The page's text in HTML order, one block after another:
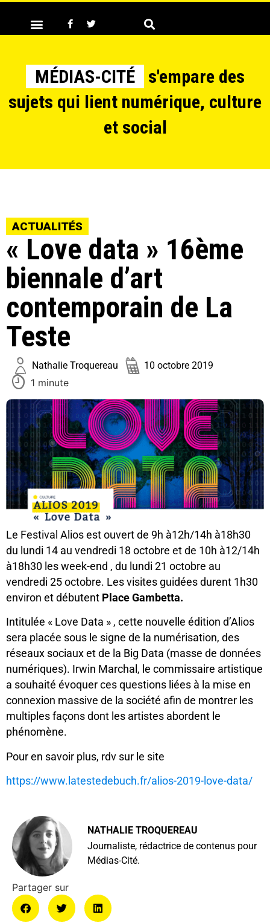
MÉDIAS-CITÉ
s'empare des
sujets qui lient numérique, culture
et social
ACTUALITÉS
« Love data » 16ème
biennale d’art
contemporain de La
Teste
Nathalie Troquereau 10 octobre 2019
1 minute
Le Festival Alios est ouvert de 9h à12h/14h à18h30
du lundi 14 au vendredi 18 octobre et de 10h à12/14h
à18h30 les week-end , du lundi 21 octobre au
vendredi 25 octobre. Les visites guidées durent 1h30
environ et débutent Place Gambetta.
Intitulée « Love Data » , cette nouvelle édition d’Alios
sera placée sous le signe de la numérisation, des
réseaux sociaux et de la Big Data (masse de données
numériques). Irwin Marchal, le commissaire artistique
a souhaité évoquer ces questions liées à la mise en
connexion massive de la société afin de montrer les
multiples façons dont les artistes abordent le
phénomène.
Pour en savoir plus, rdv sur le site
https://www.latestedebuch.fr/alios-2019-love-data/
NATHALIE TROQUEREAU
Journaliste, rédactrice de contenus pour
Médias-Cité.